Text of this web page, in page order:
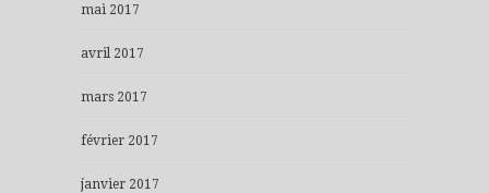
mai 2017
avril 2017
mars 2017
février 2017
janvier 2017